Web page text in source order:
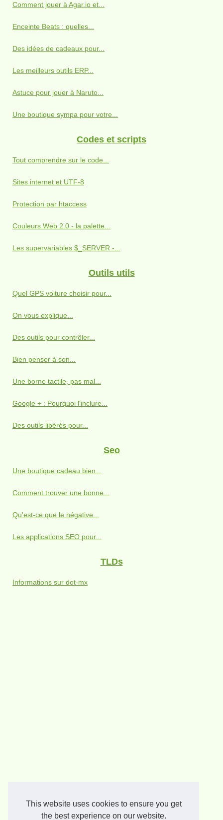
This website uses cookies to ensure you get
the best experience on our website.
Comment jouer à Agar.io et...
Enceinte Beats : quelles...
Des idées de cadeaux pour...
Les meilleurs outils ERP...
Astuce pour jouer à Naruto...
Une boutique sympa pour votre...
Codes et scripts
Tout comprendre sur le code...
Sites internet et UTF-8
Protection par htaccess
Couleurs Web 2.0 - la palette...
Les supervariables $_SERVER -...
Outils utils
Quel GPS voiture choisir pour...
On vous explique...
Des outils pour contrôler...
Bien penser à son...
Une borne tactile, pas mal...
Google + : Pourquoi l'inclure...
Des outils libérés pour...
Seo
Une boutique cadeau bien...
Comment trouver une bonne...
Qu'est-ce que le négative...
Les applications SEO pour...
TLDs
Informations sur dot-mx